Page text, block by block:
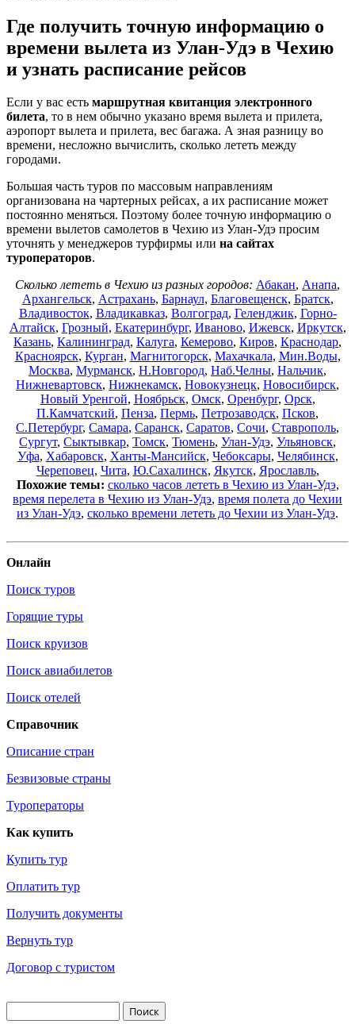
Где получить точную информацию о
времени вылета из Улан-Удэ в Чехию
и узнать расписание рейсов
Если у вас есть маршрутная квитанция электронного
билета, то в нем обычно указано время вылета и прилета,
аэропорт вылета и прилета, вес багажа. А зная разницу во
времени, несложно вычислить, сколько лететь между
городами.
Большая часть туров по массовым направлениям
организована на чартерных рейсах, а их расписание может
постоянно меняться. Поэтому более точную информацию о
времени вылетов самолетов в Чехию из Улан-Удэ просим
уточнять у менеджеров турфирмы или на сайтах
туроператоров.
Сколько лететь в Чехию из разных городов: Абакан, Анапа,
Архангельск, Астрахань, Барнаул, Благовещенск, Братск,
Владивосток, Владикавказ, Волгоград, Геленджик, Горно-
Алтайск, Грозный, Екатеринбург, Иваново, Ижевск, Иркутск,
Казань, Калининград, Калуга, Кемерово, Киров, Краснодар,
Красноярск, Курган, Магнитогорск, Махачкала, Мин.Воды,
Москва, Мурманск, Н.Новгород, Наб.Челны, Нальчик,
Нижневартовск, Нижнекамск, Новокузнецк, Новосибирск,
Новый Уренгой, Ноябрьск, Омск, Оренбург, Орск,
П.Камчатский, Пенза, Пермь, Петрозаводск, Псков,
С.Петербург, Самара, Саранск, Саратов, Сочи, Ставрополь,
Сургут, Сыктывкар, Томск, Тюмень, Улан-Удэ, Ульяновск,
Уфа, Хабаровск, Ханты-Мансийск, Чебоксары, Челябинск,
Череповец, Чита, Ю.Сахалинск, Якутск, Ярославль,
Похожие темы: сколько часов лететь в Чехию из Улан-Удэ,
время перелета в Чехию из Улан-Удэ, время полета до Чехии
из Улан-Удэ, сколько времени лететь до Чехии из Улан-Удэ.
Онлайн
Поиск туров
Горящие туры
Поиск круизов
Поиск авиабилетов
Поиск отелей
Справочник
Описание стран
Безвизовые страны
Туроператоры
Как купить
Купить тур
Оплатить тур
Получить документы
Вернуть тур
Договор с туристом